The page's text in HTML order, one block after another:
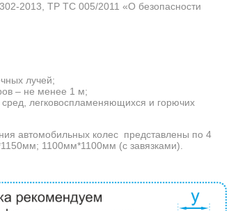
2013, ТР ТС 005/2011 «О безопасности
лучей;
– не менее 1 м;
легковоспламеняющихся и горючих
автомобильных колес представлены по 4
1100мм*1100мм (с завязками).